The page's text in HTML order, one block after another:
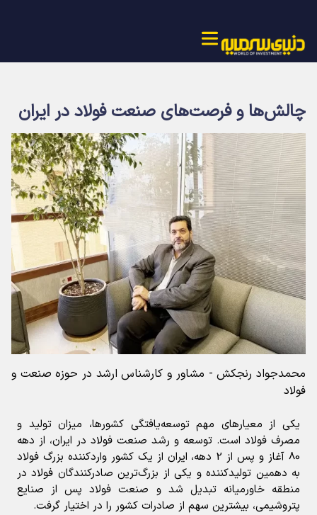
چالش‌ها و فرصت‌های صنعت فولاد در ایران
محمدجواد رنجکش - مشاور و کارشناس ارشد در حوزه صنعت و
فولاد
یکی از معیارهای مهم توسعه‌یافتگی کشورها، میزان تولید و
مصرف فولاد است. توسعه و رشد صنعت فولاد در ایران، از دهه
80 آغاز و پس از 2 دهه، ایران از یک کشور واردکننده بزرگ فولاد
به دهمین تولیدکننده و یکی از بزرگ‌ترین صادرکنندگان فولاد در
منطقه خاورمیانه تبدیل شد و صنعت فولاد پس از صنایع
پتروشیمی، بیشترین سهم از صادرات کشور را در اختیار گرفت.